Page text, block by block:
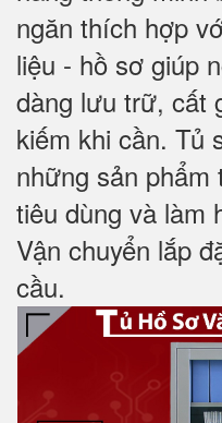
ngăn thích hợp
liệu - hồ sơ giúp
dàng lưu trữ, cất
kiếm khi cần. Tủ
những sản
tiêu dùng và làm
Vận chuyển lắp
cầu.